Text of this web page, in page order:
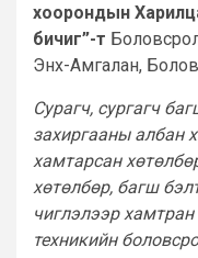
хоорондын
бичиг”-т
Энх-Амгалан,
Сурагч, сургагч
захиргааны албан
хамтарсан
хөтөлбөр, багш
чиглэлээр
техникийн